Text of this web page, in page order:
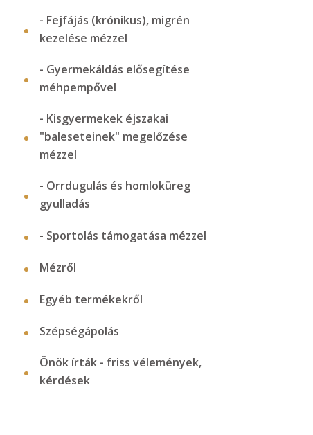
- Fejfájás (krónikus), migrén
kezelése mézzel
- Gyermekáldás elősegítése
méhpempővel
- Kisgyermekek éjszakai
"baleseteinek" megelőzése
mézzel
- Orrdugulás és homloküreg
gyulladás
- Sportolás támogatása mézzel
Mézről
Egyéb termékekről
Szépségápolás
Önök írták - friss vélemények,
kérdések